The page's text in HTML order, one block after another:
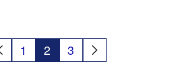
1 2 3